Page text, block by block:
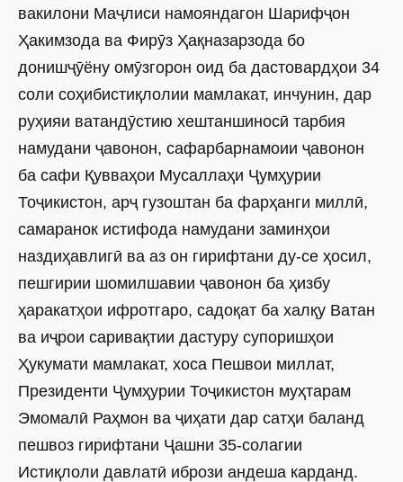
вакилони Маҷлиси намояндагон Шарифҷон
Ҳакимзода ва Фирӯз Ҳақназарзода бо
донишҷӯёну омӯзгорон оид ба дастовардҳои 34
соли соҳибистиқлолии мамлакат, инчунин, дар
руҳияи ватандӯстию хештаншиносӣ тарбия
намудани ҷавонон, сафарбарнамоии ҷавонон
ба сафи Қувваҳои Мусаллаҳи Ҷумҳурии
Тоҷикистон, арҷ гузоштан ба фарҳанги миллӣ,
самаранок истифода намудани заминҳои
наздиҳавлигӣ ва аз он гирифтани ду-се ҳосил,
пешгирии шомилшавии ҷавонон ба ҳизбу
ҳаракатҳои ифротгаро, садоқат ба халқу Ватан
ва иҷрои саривақтии дастуру супоришҳои
Ҳукумати мамлакат, хоса Пешвои миллат,
Президенти Ҷумҳурии Тоҷикистон муҳтарам
Эмомалӣ Раҳмон ва ҷиҳати дар сатҳи баланд
пешвоз гирифтани Ҷашни 35-солагии
Истиқлоли давлатӣ ибрози андеша карданд.